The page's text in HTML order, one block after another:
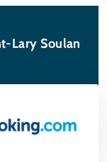
Lary Soulan